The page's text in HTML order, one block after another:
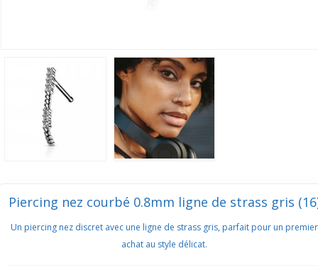
Piercing nez courbé 0.8mm ligne de strass gris
Un piercing nez discret avec une ligne de strass gris, parfait pour un premier
achat au style délicat.